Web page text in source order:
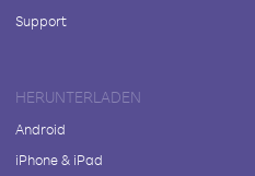
Support
HERUNTERLADEN
Android
iPhone & iPad